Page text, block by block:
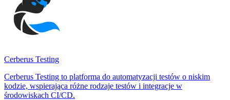
Cerberus Testing
Cerberus Testing to platforma do automatyzacji testów o niskim
kodzie, wspierająca różne rodzaje testów i integracje w
środowiskach CI/CD.